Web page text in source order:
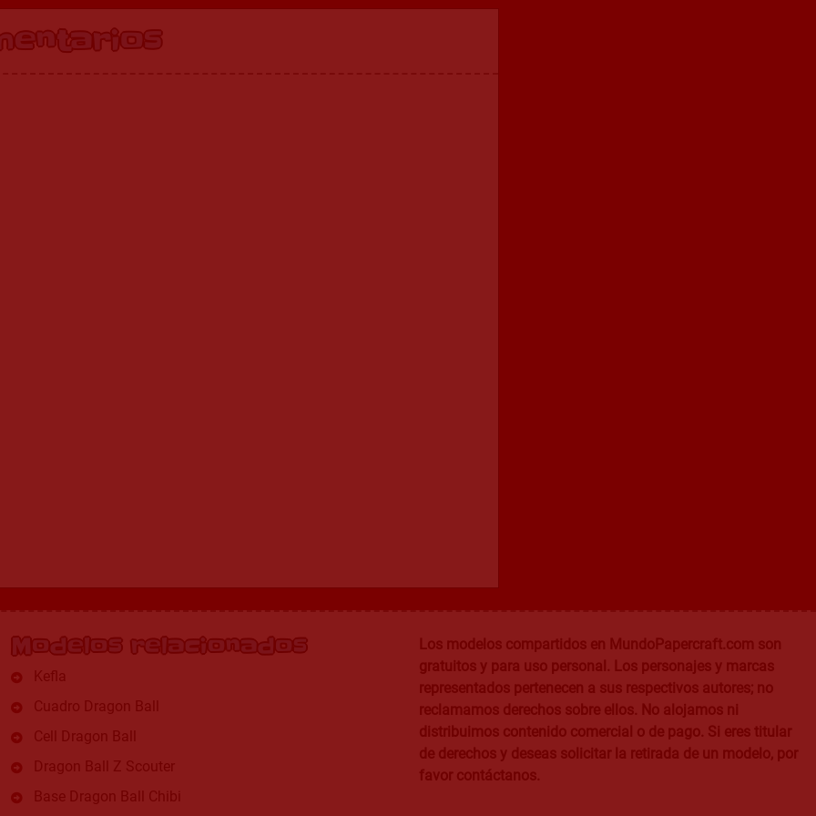
Modelos relacionados
Kefla
Cuadro Dragon Ball
Cell Dragon Ball
Dragon Ball Z Scouter
Base Dragon Ball Chibi
Los modelos compartidos en MundoPapercraft.com son
gratuitos y para uso personal. Los personajes y marcas
representados pertenecen a sus respectivos autores; no
reclamamos derechos sobre ellos. No alojamos ni
distribuimos contenido comercial o de pago. Si eres titular
de derechos y deseas solicitar la retirada de un modelo, por
favor contáctanos.